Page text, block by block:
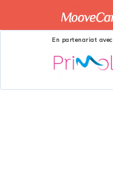
En partenariat avec